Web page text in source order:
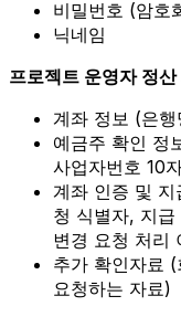
비밀번호 (암호
닉네임
프로젝트 운영자 정산
계좌 정보 (은
예금주 확인 정
사업자번호 10
계좌 인증 및
청 식별자, 지
변경 요청 처리
추가 확인자료
요청하는 자료)